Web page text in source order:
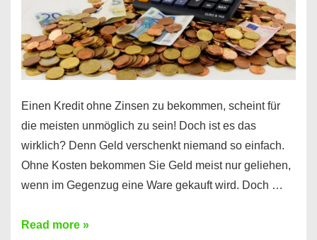
erfahren
Sie
es
Einen Kredit ohne Zinsen zu bekommen, scheint für
die meisten unmöglich zu sein! Doch ist es das
wirklich? Denn Geld verschenkt niemand so einfach.
Ohne Kosten bekommen Sie Geld meist nur geliehen,
wenn im Gegenzug eine Ware gekauft wird. Doch …
Einen
Read more »